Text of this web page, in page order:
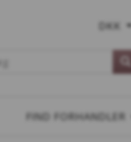
DKK
FIND FORHANDLER